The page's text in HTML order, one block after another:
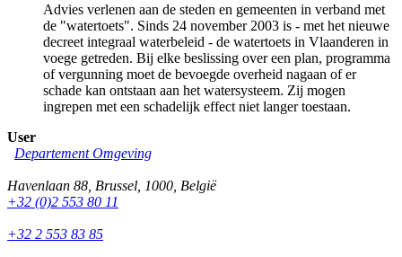
Advies verlenen aan de steden en gemeenten in verband met
de "watertoets". Sinds 24 november 2003 is - met het nieuwe
decreet integraal waterbeleid - de watertoets in Vlaanderen in
voege getreden. Bij elke beslissing over een plan, programma
of vergunning moet de bevoegde overheid nagaan of er
schade kan ontstaan aan het watersysteem. Zij mogen
ingrepen met een schadelijk effect niet langer toestaan.
User
Departement Omgeving
Havenlaan 88 Brussel 1000 België
+32 (0)2 553 80 11
+32 2 553 83 85